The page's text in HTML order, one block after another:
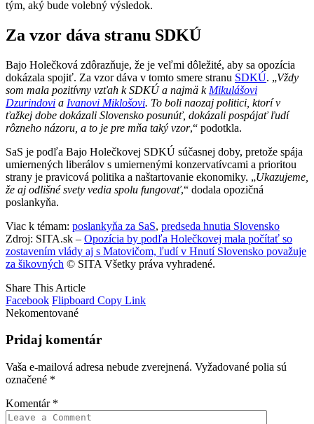
tým, aký bude volebný výsledok.
Za vzor dáva stranu SDKÚ
Bajo Holečková zdôrazňuje, že je veľmi dôležité, aby sa opozícia
dokázala spojiť. Za vzor dáva v tomto smere stranu SDKÚ. „Vždy
som mala pozitívny vzťah k SDKÚ a najmä k Mikulášovi
Dzurindovi a Ivanovi Miklošovi. To boli naozaj politici, ktorí v
ťažkej dobe dokázali Slovensko posunúť, dokázali pospájať ľudí
rôzneho názoru, a to je pre mňa taký vzor,“ podotkla.
SaS je podľa Bajo Holečkovej SDKÚ súčasnej doby, pretože spája
umiernených liberálov s umiernenými konzervatívcami a prioritou
strany je pravicová politika a naštartovanie ekonomiky. „Ukazujeme,
že aj odlišné svety vedia spolu fungovať,“ dodala opozičná
poslankyňa.
Viac k témam: poslankyňa za SaS, predseda hnutia Slovensko
Zdroj: SITA.sk – Opozícia by podľa Holečkovej mala počítať so
zostavením vlády aj s Matovičom, ľudí v Hnutí Slovensko považuje
za šikovných © SITA Všetky práva vyhradené.
Share This Article
Facebook Flipboard Copy Link
Nekomentované
Pridaj komentár
Vaša e-mailová adresa nebude zverejnená. Vyžadované polia sú
označené *
Komentár *